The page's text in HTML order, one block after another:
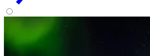
Norrskensäventyr på snöskor